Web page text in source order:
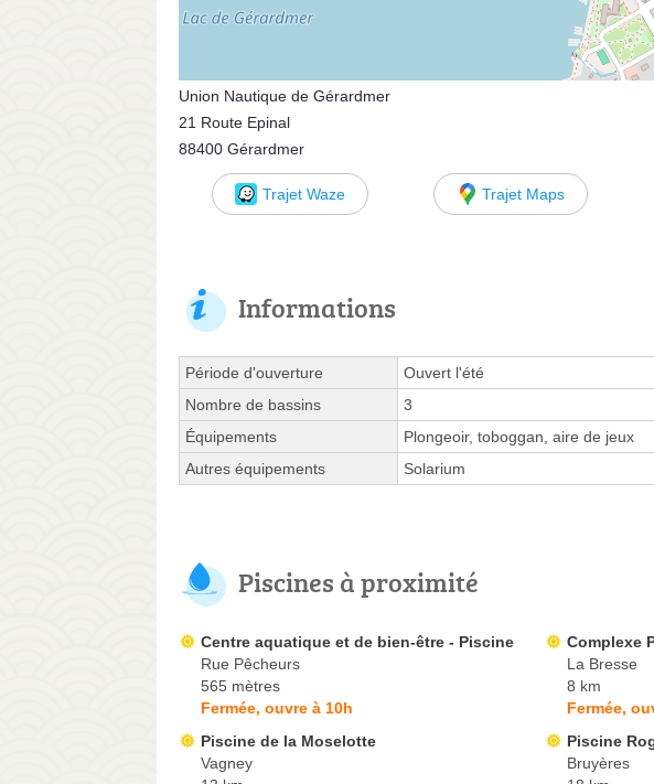
Union Nautique de Gérardmer
21 Route Epinal
88400 Gérardmer
Trajet Waze Trajet Maps
Informations
Période d'ouverture
Ouvert l'été
Nombre de bassins
3
Équipements
Plongeoir, toboggan, aire de jeux
Autres équipements
Solarium
Piscines à proximité
Centre aquatique et de bien-être - Piscine
Rue Pêcheurs
565 mètres
Fermée, ouvre à 10h
Complexe
La Bresse
8 km
Fermée,
Piscine de la Moselotte
Vagney
Piscine
Bruyères